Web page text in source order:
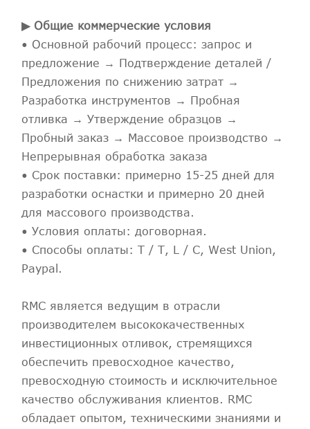
▶ Общие коммерческие условия
• Основной рабочий процесс: запрос и
предложение → Подтверждение деталей /
Предложения по снижению затрат →
Разработка инструментов → Пробная
отливка → Утверждение образцов →
Пробный заказ → Массовое производство →
Непрерывная обработка заказа
• Срок поставки: примерно 15-25 дней для
разработки оснастки и примерно 20 дней
для массового производства.
• Условия оплаты: договорная.
• Способы оплаты: T / T, L / C, West Union,
Paypal.
RMC является ведущим в отрасли
производителем высококачественных
инвестиционных отливок, стремящихся
обеспечить превосходное качество,
превосходную стоимость и исключительное
качество обслуживания клиентов. RMC
обладает опытом, техническими знаниями и